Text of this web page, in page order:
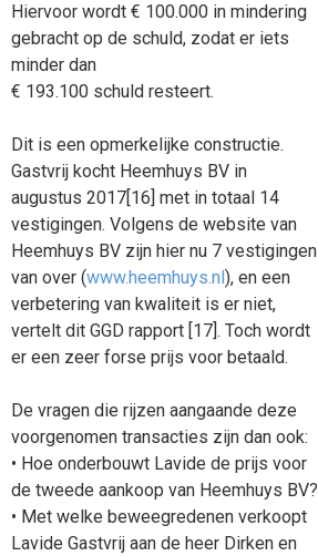
Hiervoor wordt € 100.000 in mindering
gebracht op de schuld, zodat er iets
minder dan
€ 193.100 schuld resteert.
Dit is een opmerkelijke constructie.
Gastvrij kocht Heemhuys BV in
augustus 2017[16] met in totaal 14
vestigingen. Volgens de website van
Heemhuys BV zijn hier nu 7 vestigingen
van over (www.heemhuys.nl), en een
verbetering van kwaliteit is er niet,
vertelt dit GGD rapport [17]. Toch wordt
er een zeer forse prijs voor betaald.
De vragen die rijzen aangaande deze
voorgenomen transacties zijn dan ook:
• Hoe onderbouwt Lavide de prijs voor
de tweede aankoop van Heemhuys BV?
• Met welke beweegredenen verkoopt
Lavide Gastvrij aan de heer Dirken en